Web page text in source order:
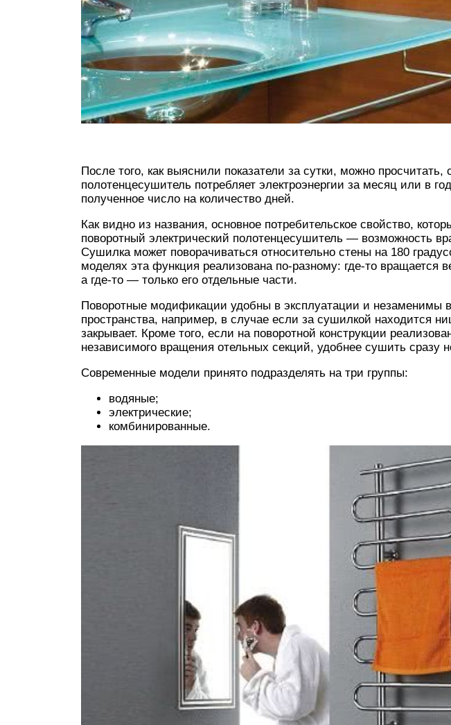
После того, как выяснили показатели за сутки, можно просчитать,
полотенцесушитель потребляет электроэнергии за месяц или в
полученное число на количество дней.
Как видно из названия, основное потребительское свойство,
поворотный электрический полотенцесушитель — возможность
Сушилка может поворачиваться относительно стены на 180
моделях эта функция реализована по-разному: где-то вращается
а где-то — только его отдельные части.
Поворотные модификации удобны в эксплуатации и незаменимы в
пространства, например, в случае если за сушилкой находится
закрывает. Кроме того, если на поворотной конструкции
независимого вращения отельных секций, удобнее сушить сразу
Современные модели принято подразделять на три группы:
водяные;
электрические;
комбинированные.